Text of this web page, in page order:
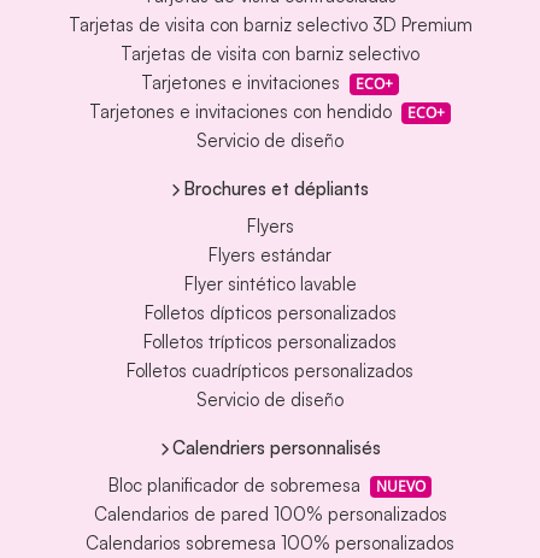
Tarjetas de visita con barniz selectivo 3D Premium
Tarjetas de visita con barniz selectivo
Tarjetones e invitaciones
ECO+
Tarjetones e invitaciones con hendido ECO+
Servicio de diseño
Brochures et dépliants
Flyers
Flyers estándar
Flyer sintético lavable
Folletos dípticos personalizados
Folletos trípticos personalizados
Folletos cuadrípticos personalizados
Servicio de diseño
Calendriers personnalisés
Bloc planificador de sobremesa
NUEVO
Calendarios de pared 100% personalizados
Calendarios sobremesa 100% personalizados